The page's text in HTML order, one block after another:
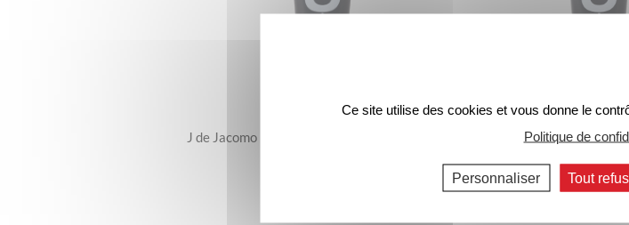
J de Jacomo – Le Gel-Crème Hydratant Visage
J de Jacomo – Le
25 €
Ce site utilise des cookies et vous donne le
Politique de
Personnaliser Tout